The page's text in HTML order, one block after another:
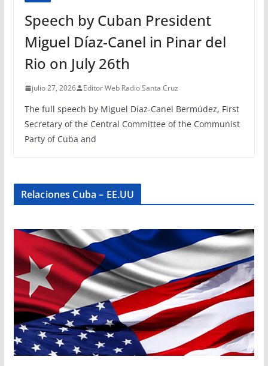
Speech by Cuban President
Miguel Díaz-Canel in Pinar del
Rio on July 26th
julio 27, 2026 Editor Web Radio Santa Cruz
The full speech by Miguel Díaz-Canel Bermúdez, First
Secretary of the Central Committee of the Communist
Party of Cuba and
Relaciones Cuba – EE.UU